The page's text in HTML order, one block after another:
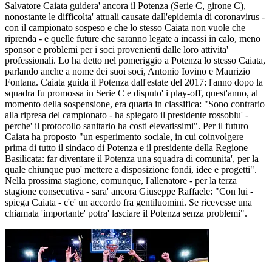
Salvatore Caiata guidera' ancora il Potenza (Serie C, girone C),
nonostante le difficolta' attuali causate dall'epidemia di coronavirus -
con il campionato sospeso e che lo stesso Caiata non vuole che
riprenda - e quelle future che saranno legate a incassi in calo, meno
sponsor e problemi per i soci provenienti dalle loro attivita'
professionali. Lo ha detto nel pomeriggio a Potenza lo stesso Caiata,
parlando anche a nome dei suoi soci, Antonio Iovino e Maurizio
Fontana. Caiata guida il Potenza dall'estate del 2017: l'anno dopo la
squadra fu promossa in Serie C e disputo' i play-off, quest'anno, al
momento della sospensione, era quarta in classifica: "Sono contrario
alla ripresa del campionato - ha spiegato il presidente rossoblu' -
perche' il protocollo sanitario ha costi elevatissimi". Per il futuro
Caiata ha proposto "un esperimento sociale, in cui coinvolgere
prima di tutto il sindaco di Potenza e il presidente della Regione
Basilicata: far diventare il Potenza una squadra di comunita', per la
quale chiunque puo' mettere a disposizione fondi, idee e progetti".
Nella prossima stagione, comunque, l'allenatore - per la terza
stagione consecutiva - sara' ancora Giuseppe Raffaele: "Con lui -
spiega Caiata - c'e' un accordo fra gentiluomini. Se ricevesse una
chiamata 'importante' potra' lasciare il Potenza senza problemi".